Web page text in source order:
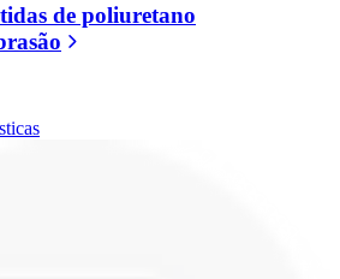
de poliuretano